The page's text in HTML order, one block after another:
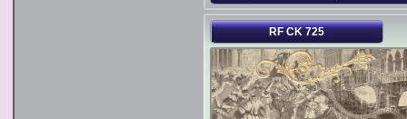
RF CK 725